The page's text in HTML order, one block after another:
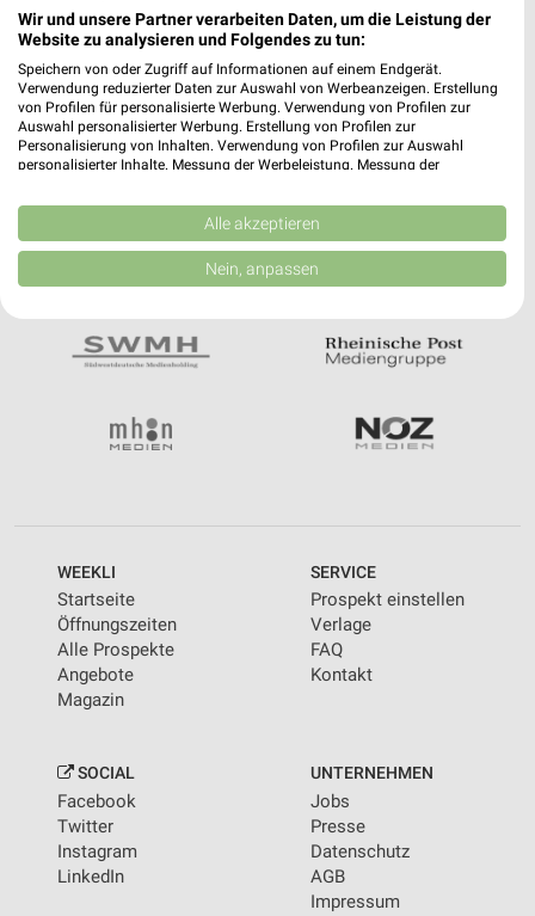
Jetzt kostenlos laden
Prospekte App für Android
Prospekte App für iOS
Kostenlos im App Store erhältlich
WEEKLI
Startseite
Öffnungszeiten
Alle Prospekte
Angebote
Magazin
SERVICE
Prospekt einstellen
Verlage
FAQ
Kontakt
SOCIAL
Facebook
Twitter
Instagram
LinkedIn
UNTERNEHMEN
Jobs
Presse
Datenschutz
AGB
Impressum
Wir und unsere Partner verarbeiten Daten, um die Leistung der
Website zu analysieren und Folgendes zu tun:
Speichern von oder Zugriff auf Informationen auf einem Endgerät.
Verwendung reduzierter Daten zur Auswahl von Werbeanzeigen. Erstellung
von Profilen für personalisierte Werbung. Verwendung von Profilen zur
Auswahl personalisierter Werbung. Erstellung von Profilen zur
Personalisierung von Inhalten. Verwendung von Profilen zur Auswahl
personalisierter Inhalte. Messung der Werbeleistung. Messung der
Kombinationen von Daten aus verschiedenen Quellen. Entwicklung und
Verbesserung der Angebote. Verwendung reduzierter Daten zur Auswahl
von Inhalten.
Daten können außerhalb der Europäischen Union weitergegeben und in die
Website/App.
Partnerliste anzeigen (1 IAB-Anbieter)
IAB-Verarbeitungszwecke:
Speichern von oder Zugriff auf Informationen
Erstellung von Profilen für personalisierte
Werbung
Verwendung von Profilen zur Auswahl
personalisierter Werbung
Verwendung von Profilen zur Auswahl
personalisierter Inhalte
Messung der Werbeleistung
Alle akzeptieren
Nein, anpassen